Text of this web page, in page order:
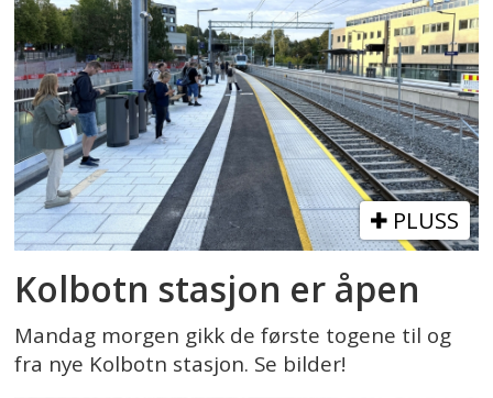
PLUSS
Kolbotn stasjon er åpen
Mandag morgen gikk de første togene til og
fra nye Kolbotn stasjon. Se bilder!